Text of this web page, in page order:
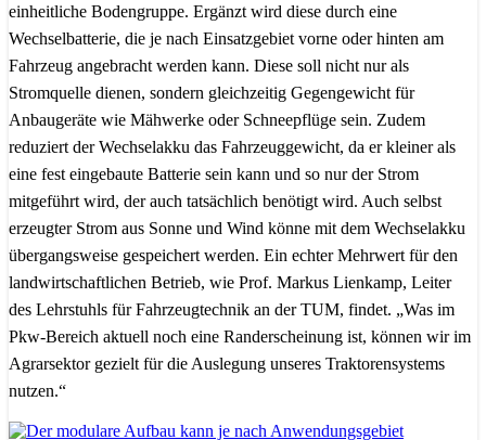
einheitliche Bodengruppe. Ergänzt wird diese durch eine
Wechselbatterie, die je nach Einsatzgebiet vorne oder hinten am
Fahrzeug angebracht werden kann. Diese soll nicht nur als
Stromquelle dienen, sondern gleichzeitig Gegengewicht für
Anbaugeräte wie Mähwerke oder Schneepflüge sein. Zudem
reduziert der Wechselakku das Fahrzeuggewicht, da er kleiner als
eine fest eingebaute Batterie sein kann und so nur der Strom
mitgeführt wird, der auch tatsächlich benötigt wird. Auch selbst
erzeugter Strom aus Sonne und Wind könne mit dem Wechselakku
übergangsweise gespeichert werden. Ein echter Mehrwert für den
landwirtschaftlichen Betrieb, wie Prof. Markus Lienkamp, Leiter
des Lehrstuhls für Fahrzeugtechnik an der TUM, findet. „Was im
Pkw-Bereich aktuell noch eine Randerscheinung ist, können wir im
Agrarsektor gezielt für die Auslegung unseres Traktorensystems
nutzen.“